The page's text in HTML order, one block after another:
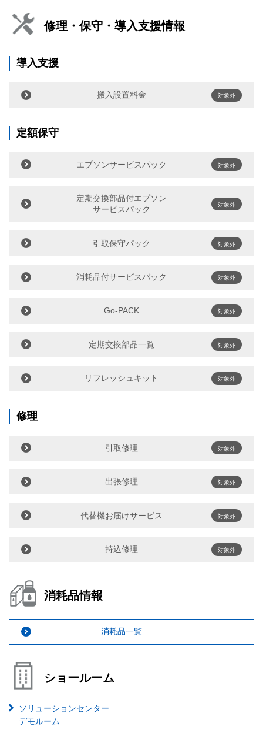
修理・保守・導入支援情報
導入支援
搬入設置料金 対象外
定額保守
エプソンサービスパック 対象外
定期交換部品付エプソン
サービスパック
対象外
引取保守パック 対象外
消耗品付サービスパック 対象外
Go-PACK 対象外
定期交換部品一覧 対象外
リフレッシュキット 対象外
修理
引取修理 対象外
出張修理 対象外
代替機お届けサービス 対象外
持込修理 対象外
消耗品情報
消耗品一覧
ショールーム
ソリューションセンター
デモルーム